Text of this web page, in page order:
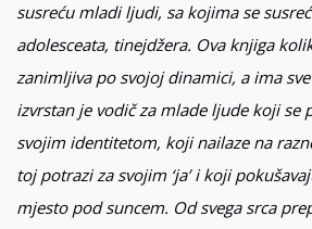
susreću mladi ljudi, sa kojima se
adolesceata, tinejdžera. Ova knjiga
zanimljiva po svojoj dinamici, a ima
izvrstan je vodič za mlade ljude koji se
svojim identitetom, koji nailaze na
toj potrazi za svojim ‘ja’ i koji
mjesto pod suncem. Od svega srca